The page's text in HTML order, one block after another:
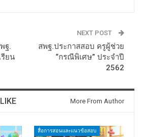
ฐ.
รียน
NEXT POST
สพฐ.ประกาสสอบ ครูผู้ช่วย
“กรณีพิเศษ” ประจำปี
2562
More From Author
สื่อการสอนและแนวข้อสอบ